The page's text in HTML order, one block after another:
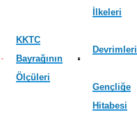
KKTC
Bayrağının
Ölçüleri
İlkeleri
Devrimleri
Gençliğe
Hitabesi